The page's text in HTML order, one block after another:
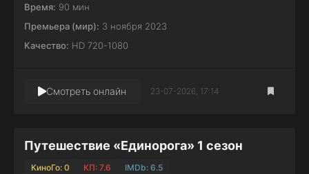
Время: 90 мин
Премьера (мир): 3 ноября 2023
Качество: HD 720-1080
Смотреть онлайн 23-07-2026, 17:14
Путешествие «Единорога» 1 сезон
КиноГо: 0 КП: 7.6 IMDb: 6.5